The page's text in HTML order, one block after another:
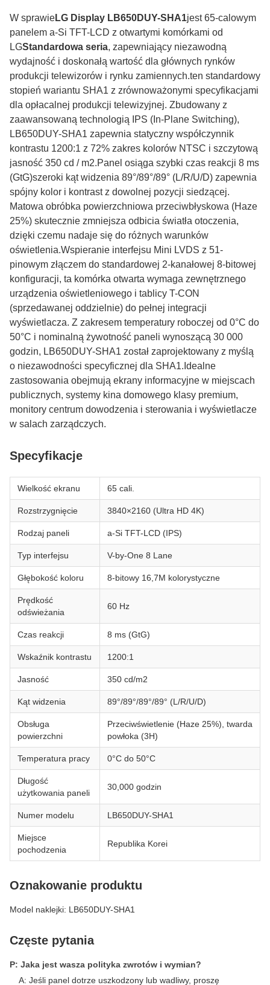
W sprawieLG Display LB650DUY-SHA1jest 65-calowym
panelem a-Si TFT-LCD z otwartymi komórkami od
LGStandardowa seria, zapewniający niezawodną
wydajność i doskonałą wartość dla głównych rynków
produkcji telewizorów i rynku zamiennych.ten standardowy
stopień wariantu SHA1 z zrównoważonymi specyfikacjami
dla opłacalnej produkcji telewizyjnej. Zbudowany z
zaawansowaną technologią IPS (In-Plane Switching),
LB650DUY-SHA1 zapewnia statyczny współczynnik
kontrastu 1200:1 z 72% zakres kolorów NTSC i szczytową
jasność 350 cd / m2.Panel osiąga szybki czas reakcji 8 ms
(GtG)szeroki kąt widzenia 89°/89°/89° (L/R/U/D) zapewnia
spójny kolor i kontrast z dowolnej pozycji siedzącej.
Matowa obróbka powierzchniowa przeciwbłyskowa (Haze
25%) skutecznie zmniejsza odbicia światła otoczenia,
dzięki czemu nadaje się do różnych warunków
oświetlenia.Wspieranie interfejsu Mini LVDS z 51-
pinowym złączem do standardowej 2-kanałowej 8-bitowej
konfiguracji, ta komórka otwarta wymaga zewnętrznego
urządzenia oświetleniowego i tablicy T-CON
(sprzedawanej oddzielnie) do pełnej integracji
wyświetlacza. Z zakresem temperatury roboczej od 0°C do
50°C i nominalną żywotność paneli wynoszącą 30 000
godzin, LB650DUY-SHA1 został zaprojektowany z myślą
o niezawodności specyficznej dla SHA1.Idealne
zastosowania obejmują ekrany informacyjne w miejscach
publicznych, systemy kina domowego klasy premium,
monitory centrum dowodzenia i sterowania i wyświetlacze
w salach zarządczych.
Specyfikacje
Wielkość ekranu 65 cali.
Rozstrzygnięcie 3840×2160 (Ultra HD 4K)
Rodzaj paneli a-Si TFT-LCD (IPS)
Typ interfejsu V-by-One 8 Lane
Głębokość koloru 8-bitowy 16,7M kolorystyczne
Prędkość
odświeżania
60 Hz
Czas reakcji 8 ms (GtG)
Wskaźnik kontrastu 1200:1
Jasność 350 cd/m2
Kąt widzenia 89°/89°/89°/89° (L/R/U/D)
Obsługa
powierzchni
Przeciwświetlenie (Haze 25%), twarda
powłoka (3H)
Temperatura pracy 0°C do 50°C
Długość
użytkowania paneli
30,000 godzin
Numer modelu LB650DUY-SHA1
Miejsce
pochodzenia
Republika Korei
Oznakowanie produktu
Model naklejki: LB650DUY-SHA1
Częste pytania
P: Jaka jest wasza polityka zwrotów i wymian?
A: Jeśli panel dotrze uszkodzony lub wadliwy, proszę